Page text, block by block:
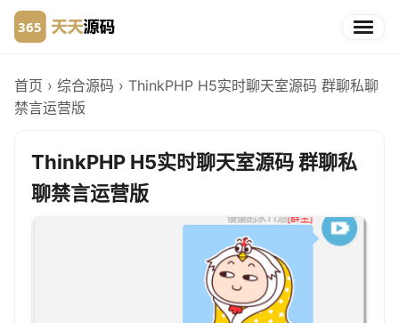
首页 › 综合源码 › ThinkPHP H5实时聊天室源码 群聊私聊
禁言运营版
ThinkPHP H5实时聊天室源码 群聊私
聊禁言运营版